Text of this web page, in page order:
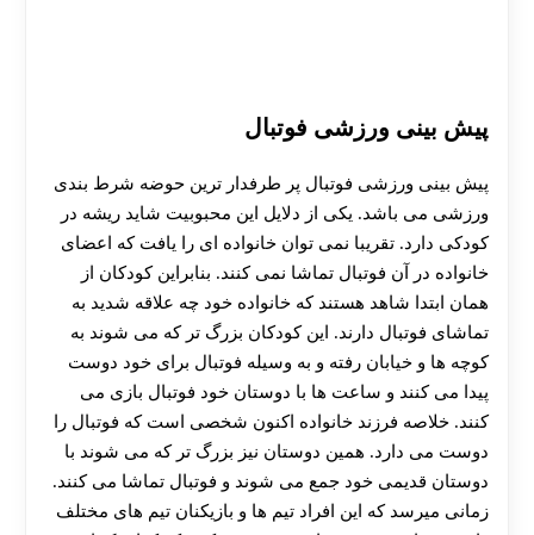
پیش بینی ورزشی فوتبال
پیش بینی ورزشی فوتبال پر طرفدار ترین حوضه شرط بندی
ورزشی می باشد. یکی از دلایل این محبوبیت شاید ریشه در
کودکی دارد. تقریبا نمی توان خانواده ای را یافت که اعضای
خانواده در آن فوتبال تماشا نمی کنند. بنابراین کودکان از
همان ابتدا شاهد هستند که خانواده خود چه علاقه شدید به
تماشای فوتبال دارند. این کودکان بزرگ تر که می شوند به
کوچه ها و خیابان رفته و به وسیله فوتبال برای خود دوست
پیدا می کنند و ساعت ها با دوستان خود فوتبال بازی می
کنند. خلاصه فرزند خانواده اکنون شخصی است که فوتبال را
دوست می دارد. همین دوستان نیز بزرگ تر که می شوند با
دوستان قدیمی خود جمع می شوند و فوتبال تماشا می کنند.
زمانی میرسد که این افراد تیم ها و بازیکنان تیم های مختلف